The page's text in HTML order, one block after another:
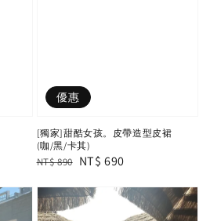
優惠
[獨家]甜酷女孩。皮帶造型皮裙
(咖/黑/卡其)
Regular
NT$ 890 Sale
NT$ 690